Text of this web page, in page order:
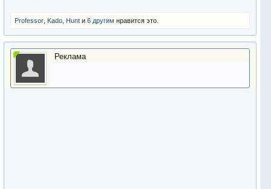
Professor Kado Hunt и 6 другим нравится это.
Реклама